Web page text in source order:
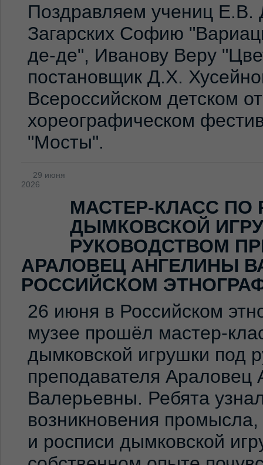
Поздравляем учениц Е.В.
Загарских Софию
де-де", Иванову Веру
постановщик Д.Х.
Всероссийском детском
хореографическом
"Мосты".
29 июня
2026
МАСТЕР-КЛАСС ПО
ДЫМКОВСКОЙ
РУКОВОДСТВОМ
АРАЛОВЕЦ АНГЕЛИНЫ
РОССИЙСКОМ
26 июня в Российском
музее прошёл мастер-
дымковской игрушки под
преподавателя Араловец
Валерьевны. Ребята
возникновения
и росписи дымковской